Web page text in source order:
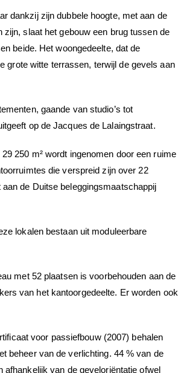
dankzij zijn dubbele hoogte, met aan de
slaat het gebouw een brug tussen de
beide. Het woongedeelte, dat de
grote witte terrassen, terwijl de gevels aan
gaande van studio’s tot
op de Jacques de Lalaingstraat.
250 m² wordt ingenomen door een ruime
die verspreid zijn over 22
de Duitse beleggingsmaatschappij
lokalen bestaan uit moduleerbare
met 52 plaatsen is voorbehouden aan de
van het kantoorgedeelte. Er worden ook
voor passiefbouw (2007) behalen
beheer van de verlichting. 44 % van de
van de geveloriëntatie ofwel